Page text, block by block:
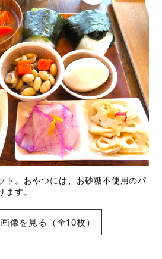
ト。おやつには、お砂糖不使用のパ
す。
像を見る（全10枚）